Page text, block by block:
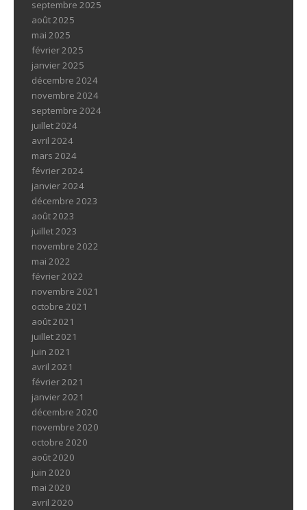
septembre 2025
août 2025
mai 2025
février 2025
janvier 2025
décembre 2024
novembre 2024
septembre 2024
juillet 2024
avril 2024
mars 2024
février 2024
janvier 2024
décembre 2023
août 2023
juillet 2023
novembre 2022
mai 2022
février 2022
novembre 2021
octobre 2021
août 2021
juillet 2021
juin 2021
avril 2021
février 2021
janvier 2021
décembre 2020
novembre 2020
octobre 2020
août 2020
juin 2020
mai 2020
avril 2020